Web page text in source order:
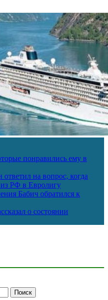
понравились ему в
на вопрос, когда
РФ в Евролигу
Бабич обратился к
о состоянии